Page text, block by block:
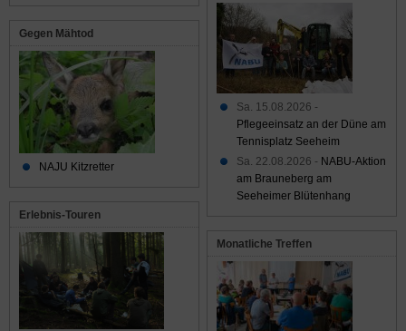
Sa. 15.08.2026 -
Pflegeeinsatz an der Düne am
Tennisplatz Seeheim
Sa. 22.08.2026 - NABU-Aktion
am Brauneberg am
Seeheimer Blütenhang
Monatliche Treffen
Gegen Mähtod
NAJU Kitzretter
Erlebnis-Touren